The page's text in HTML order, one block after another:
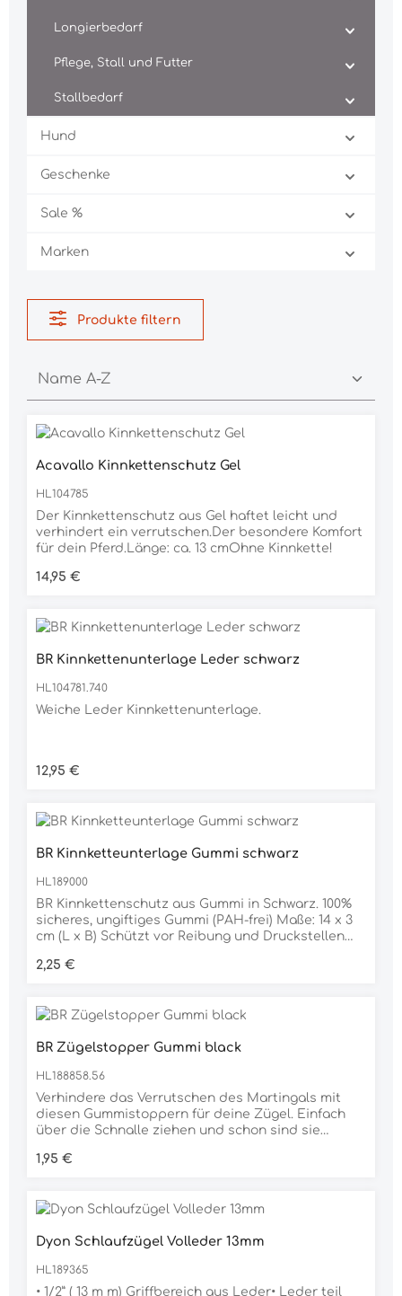
Longierbedarf
Pflege, Stall und Futter
Stallbedarf
Hund
Geschenke
Sale %
Marken
Produkte filtern
Acavallo Kinnkettenschutz Gel
HL104785
Der Kinnkettenschutz aus Gel haftet leicht und
verhindert ein verrutschen.Der besondere Komfort
für dein Pferd.Länge: ca. 13 cmOhne Kinnkette!
Regulärer Preis:
14,95 €
BR Kinnkettenunterlage Leder schwarz
HL104781.740
Weiche Leder Kinnkettenunterlage.
Regulärer Preis:
12,95 €
BR Kinnketteunterlage Gummi schwarz
HL189000
BR Kinnkettenschutz aus Gummi in Schwarz. 100%
sicheres, ungiftiges Gummi (PAH-frei) Maße: 14 x 3
cm (L x B) Schützt vor Reibung und Druckstellen
Regulärer Preis:
2,25 €
BR Zügelstopper Gummi black
HL188858.56
Verhindere das Verrutschen des Martingals mit
diesen Gummistoppern für deine Zügel. Einfach
über die Schnalle ziehen und schon sind sie
Regulärer Preis:
1,95 €
Dyon Schlaufzügel Volleder 13mm
HL189365
• 1/2” ( 13 m m) Griffbereich aus Leder• Leder teil